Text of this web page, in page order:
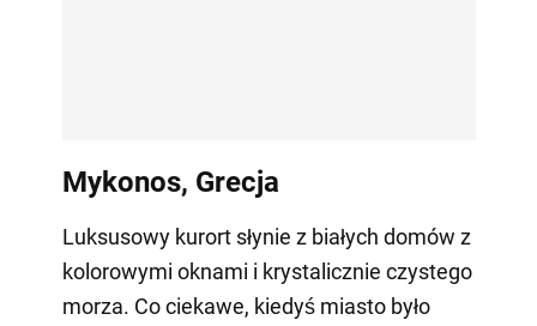
Mykonos, Grecja
Luksusowy kurort słynie z białych domów z
kolorowymi oknami i krystalicznie czystego
morza. Co ciekawe, kiedyś miasto było